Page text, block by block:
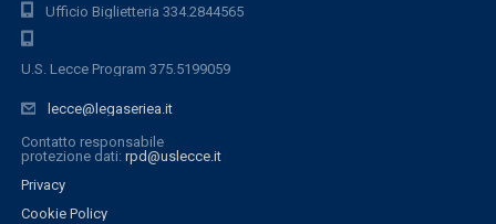
Ufficio Biglietteria 334.2844565
U.S. Lecce Program 375.5199059
lecce@legaseriea.it
Contatto responsabile
protezione dati: rpd@uslecce.it
Privacy
Cookie Policy